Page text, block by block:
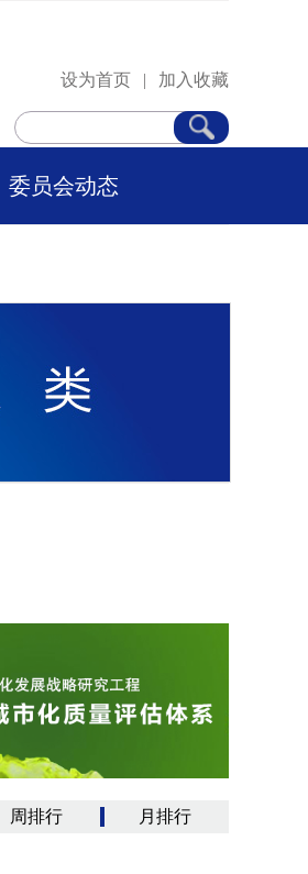
设为首页 | 加入收藏
委员会动态
周排行 月排行